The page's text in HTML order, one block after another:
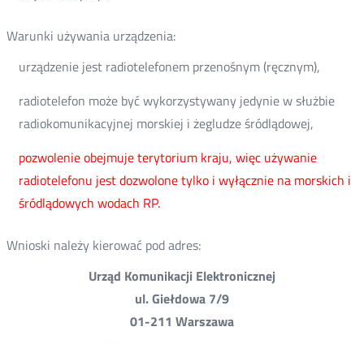
Warunki używania urządzenia:
urządzenie jest radiotelefonem przenośnym (ręcznym),
radiotelefon może być wykorzystywany jedynie w służbie
radiokomunikacyjnej morskiej i żegludze śródlądowej,
pozwolenie obejmuje terytorium kraju, więc używanie
radiotelefonu jest dozwolone tylko i wyłącznie na morskich i
śródlądowych wodach RP.
Wnioski należy kierować pod adres:
Urząd Komunikacji Elektronicznej
ul. Giełdowa 7/9
01-211 Warszawa